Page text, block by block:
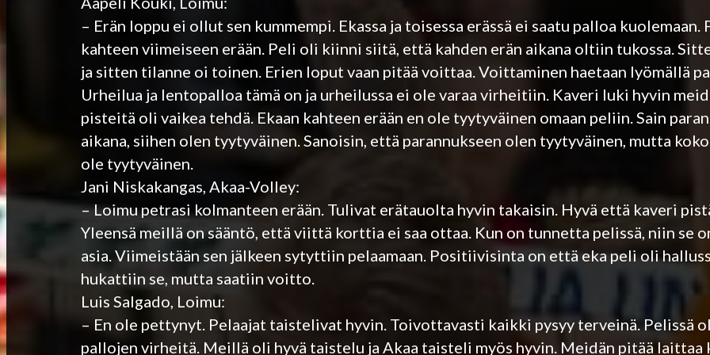
– Erän loppu ei ollut sen kummempi. Ekassa ja toisessa erässä ei saatu palloa
kahteen viimeiseen erään. Peli oli kiinni siitä, että kahden erän aikana oltiin tukossa.
ja sitten tilanne oi toinen. Erien loput vaan pitää voittaa. Voittaminen haetaan lyömällä
Urheilua ja lentopalloa tämä on ja urheilussa ei ole varaa virheitiin. Kaveri luki hyvin
pisteitä oli vaikea tehdä. Ekaan kahteen erään en ole tyytyväinen omaan peliin. Sain
aikana, siihen olen tyytyväinen. Sanoisin, että parannukseen olen tyytyväinen, mutta
ole tyytyväinen.
Jani Niskakangas, Akaa-Volley:
– Loimu petrasi kolmanteen erään. Tulivat erätauolta hyvin takaisin. Hyvä että kaveri
Yleensä meillä on sääntö, että viittä korttia ei saa ottaa. Kun on tunnetta pelissä, niin se
asia. Viimeistään sen jälkeen sytyttiin pelaamaan. Positiivisinta on että eka peli oli
hukattiin se, mutta saatiin voitto.
Luis Salgado, Loimu:
– En ole pettynyt. Pelaajat taistelivat hyvin. Toivottavasti kaikki pysyy terveinä. Pelissä
pallojen virheitä. Meillä oli hyvä taistelu ja Akaa taisteli myös hyvin. Meidän pitää laittaa